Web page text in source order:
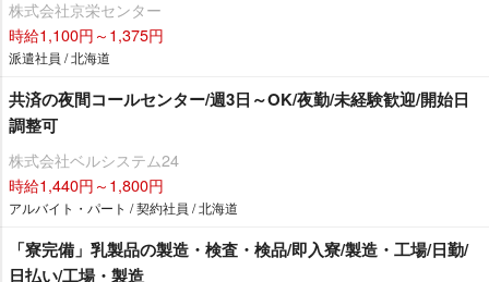
株式会社京栄センター
時給1,100円～1,375円
派遣社員 / 北海道
共済の夜間コールセンター/週3日～OK/夜勤/未経験歓迎/開始日
調整可
株式会社ベルシステム24
時給1,440円～1,800円
アルバイト・パート / 契約社員 / 北海道
「寮完備」乳製品の製造・検査・検品/即入寮/製造・工場/日勤/
日払い/工場・製造